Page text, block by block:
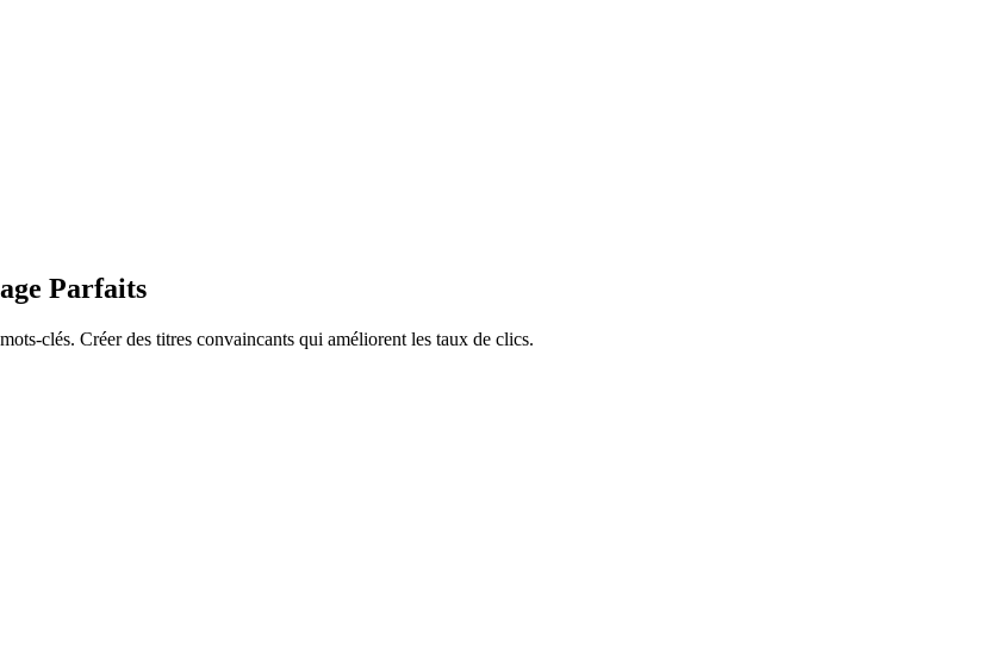
Parfaits
clés. Créer des titres convaincants qui améliorent les taux de clics.